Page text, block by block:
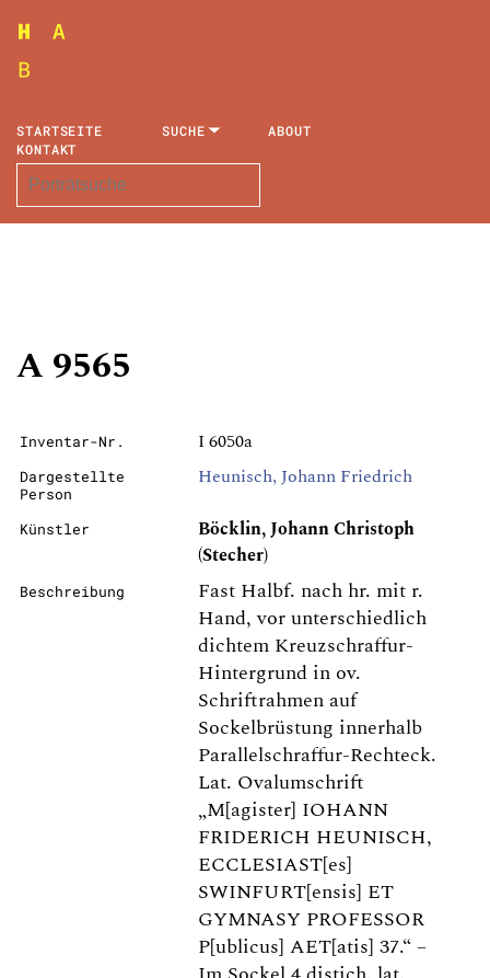
STARTSEITE SUCHE
ABOUT
KONTAKT
A 9565
Inventar-Nr. I 6050a
Dargestellte
Person
Heunisch, Johann Friedrich
Künstler
Böcklin, Johann Christoph
(Stecher)
Beschreibung
Fast Halbf. nach hr. mit r.
Hand, vor unterschiedlich
dichtem Kreuzschraffur-
Hintergrund in ov.
Schriftrahmen auf
Sockelbrüstung innerhalb
Parallelschraffur-Rechteck.
Lat. Ovalumschrift
„M[agister] IOHANN
FRIDERICH HEUNISCH,
ECCLESIAST[es]
SWINFURT[ensis] ET
GYMNASY PROFESSOR
P[ublicus] AET[atis] 37.“ –